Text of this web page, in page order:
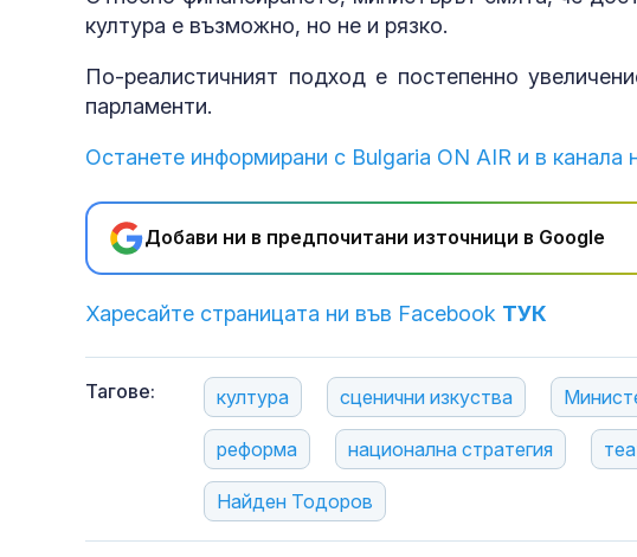
култура е възможно, но не и рязко.
По-реалистичният подход е постепенно
парламенти.
Останете информирани с Bulgaria ON AIR и в канала
Добави ни в предпочитани източници в Google
Харесайте страницата ни във Facebook ТУК
Тагове: култура сценични изкуства
реформа национална стратегия
Найден Тодоров